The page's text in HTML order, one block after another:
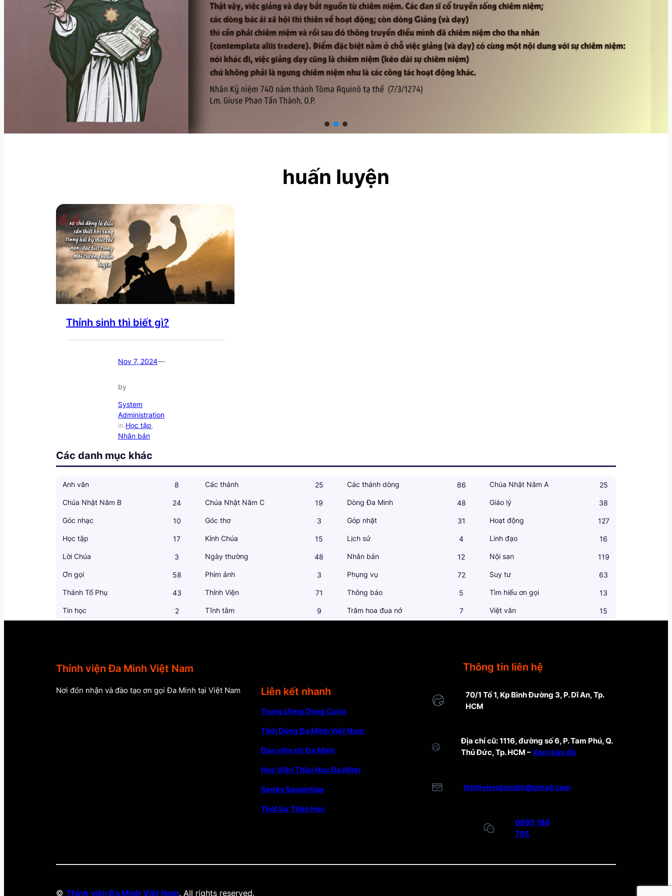
huấn luyện
Thỉnh sinh thì biết gì?
Nov 7, 2024—
by
System
Administration
in Học tập
Nhân bản
Các danh mục khác
Anh văn 8 Các thánh 25 Các thánh dòng 86 Chúa Nhật Năm A 25
Chúa Nhật Năm B 24 Chúa Nhật Năm C 19 Dòng Đa Minh 48 Giáo lý 38
Góc nhạc 10 Góc thơ 3 Góp nhặt 31 Hoạt động 127
Học tập 17 Kính Chúa 15 Lịch sử 4 Linh đạo 16
Lời Chúa 3 Ngày thường 48 Nhân bản 12 Nội san 119
Ơn gọi 58 Phim ảnh 3 Phụng vụ 72 Suy tư 63
Thánh Tổ Phụ 43 Thỉnh Viện 71 Thông báo 5 Tìm hiểu ơn gọi 13
Tin học 2 Tĩnh tâm 9 Trăm hoa đua nở 7 Việt văn 15
Thỉnh viện Đa Minh Việt Nam
Nơi đón nhận và đào tạo ơn gọi Đa Minh tại Việt Nam Liên kết nhanh
Trung Ương Dòng Curia
Tỉnh Dòng Đa Minh Việt Nam
Đan viện nữ Đa Minh
Học Viện Thần Học Đa Minh
Sedes Sapientiae
Thời Sự Thần Học
Thông tin liên hệ
70/1 Tổ 1, Kp Bình Đường 3, P. Dĩ An, Tp.
HCM
Địa chỉ cũ: 1116, đường số 6, P. Tam Phú, Q.
Thủ Đức, Tp. HCM –Xem bản đồ
thinhviendaminh@gmail.com
0985 188
795
© Thỉnh viện Đa Minh Việt Nam. All rights reserved.